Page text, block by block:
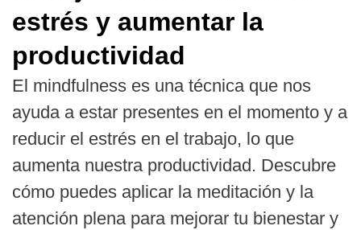
estrés y aumentar la
productividad
El mindfulness es una técnica que nos
ayuda a estar presentes en el momento y a
reducir el estrés en el trabajo, lo que
aumenta nuestra productividad. Descubre
cómo puedes aplicar la meditación y la
atención plena para mejorar tu bienestar y